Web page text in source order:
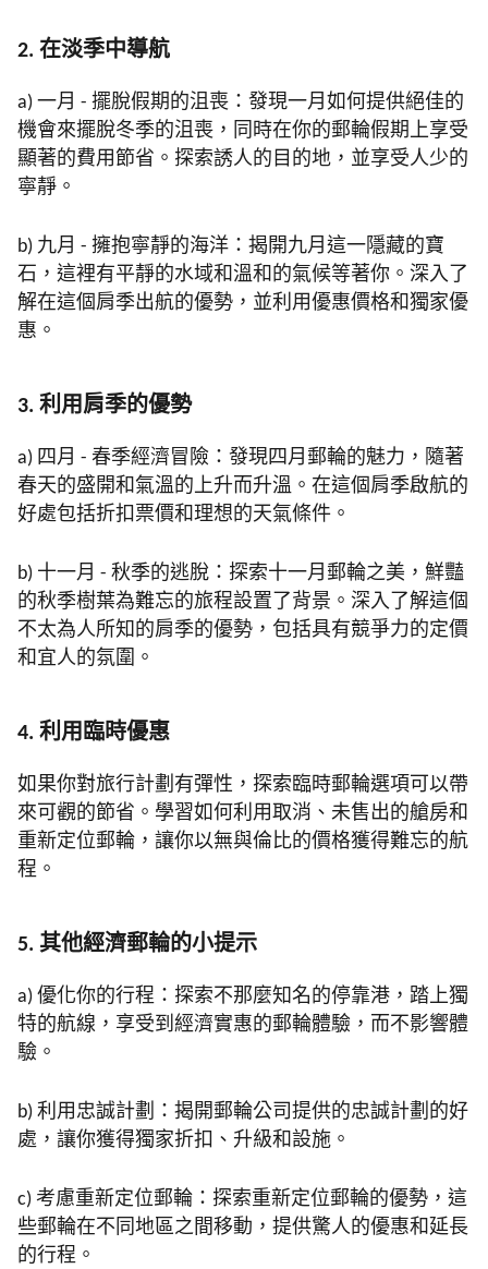
2. 在淡季中導航
a) 一月 - 擺脫假期的沮喪：發現一月如何提供絕佳的
機會來擺脫冬季的沮喪，同時在你的郵輪假期上享受
顯著的費用節省。探索誘人的目的地，並享受人少的
寧靜。
b) 九月 - 擁抱寧靜的海洋：揭開九月這一隱藏的寶
石，這裡有平靜的水域和溫和的氣候等著你。深入了
解在這個肩季出航的優勢，並利用優惠價格和獨家優
惠。
3. 利用肩季的優勢
a) 四月 - 春季經濟冒險：發現四月郵輪的魅力，隨著
春天的盛開和氣溫的上升而升溫。在這個肩季啟航的
好處包括折扣票價和理想的天氣條件。
b) 十一月 - 秋季的逃脫：探索十一月郵輪之美，鮮豔
的秋季樹葉為難忘的旅程設置了背景。深入了解這個
不太為人所知的肩季的優勢，包括具有競爭力的定價
和宜人的氛圍。
4. 利用臨時優惠
如果你對旅行計劃有彈性，探索臨時郵輪選項可以帶
來可觀的節省。學習如何利用取消、未售出的艙房和
重新定位郵輪，讓你以無與倫比的價格獲得難忘的航
程。
5. 其他經濟郵輪的小提示
a) 優化你的行程：探索不那麼知名的停靠港，踏上獨
特的航線，享受到經濟實惠的郵輪體驗，而不影響體
驗。
b) 利用忠誠計劃：揭開郵輪公司提供的忠誠計劃的好
處，讓你獲得獨家折扣、升級和設施。
c) 考慮重新定位郵輪：探索重新定位郵輪的優勢，這
些郵輪在不同地區之間移動，提供驚人的優惠和延長
的行程。